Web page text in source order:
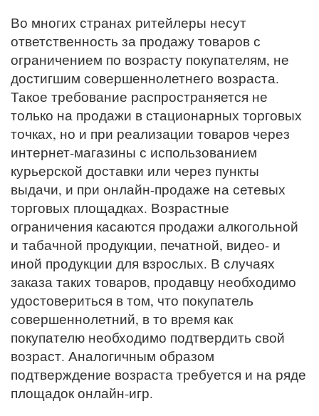
Во многих странах ритейлеры несут
ответственность за продажу товаров с
ограничением по возрасту покупателям, не
достигшим совершеннолетнего возраста.
Такое требование распространяется не
только на продажи в стационарных торговых
точках, но и при реализации товаров через
интернет-магазины с использованием
курьерской доставки или через пункты
выдачи, и при онлайн-продаже на сетевых
торговых площадках. Возрастные
ограничения касаются продажи алкогольной
и табачной продукции, печатной, видео- и
иной продукции для взрослых. В случаях
заказа таких товаров, продавцу необходимо
удостовериться в том, что покупатель
совершеннолетний, в то время как
покупателю необходимо подтвердить свой
возраст. Аналогичным образом
подтверждение возраста требуется и на ряде
площадок онлайн-игр.